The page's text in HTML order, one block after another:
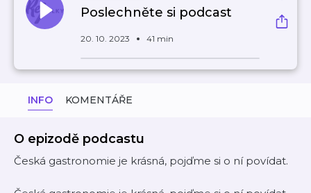
Poslechněte si podcast
20. 10. 2023 41 min
INFO KOMENTÁŘE
O epizodě podcastu
Česká gastronomie je krásná, pojďme si o ní povídat.